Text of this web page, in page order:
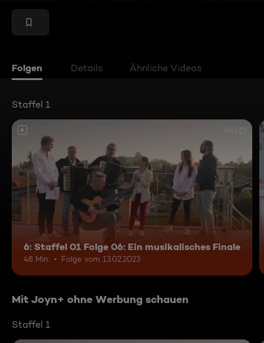
Folgen Details Ähnliche Videos
Staffel 1
6
6: Staffel 01 Folge 06: Ein musikalisches Finale
48 Min. Folge vom 13.02.2023
Mit Joyn+ ohne Werbung schauen
Staffel 1